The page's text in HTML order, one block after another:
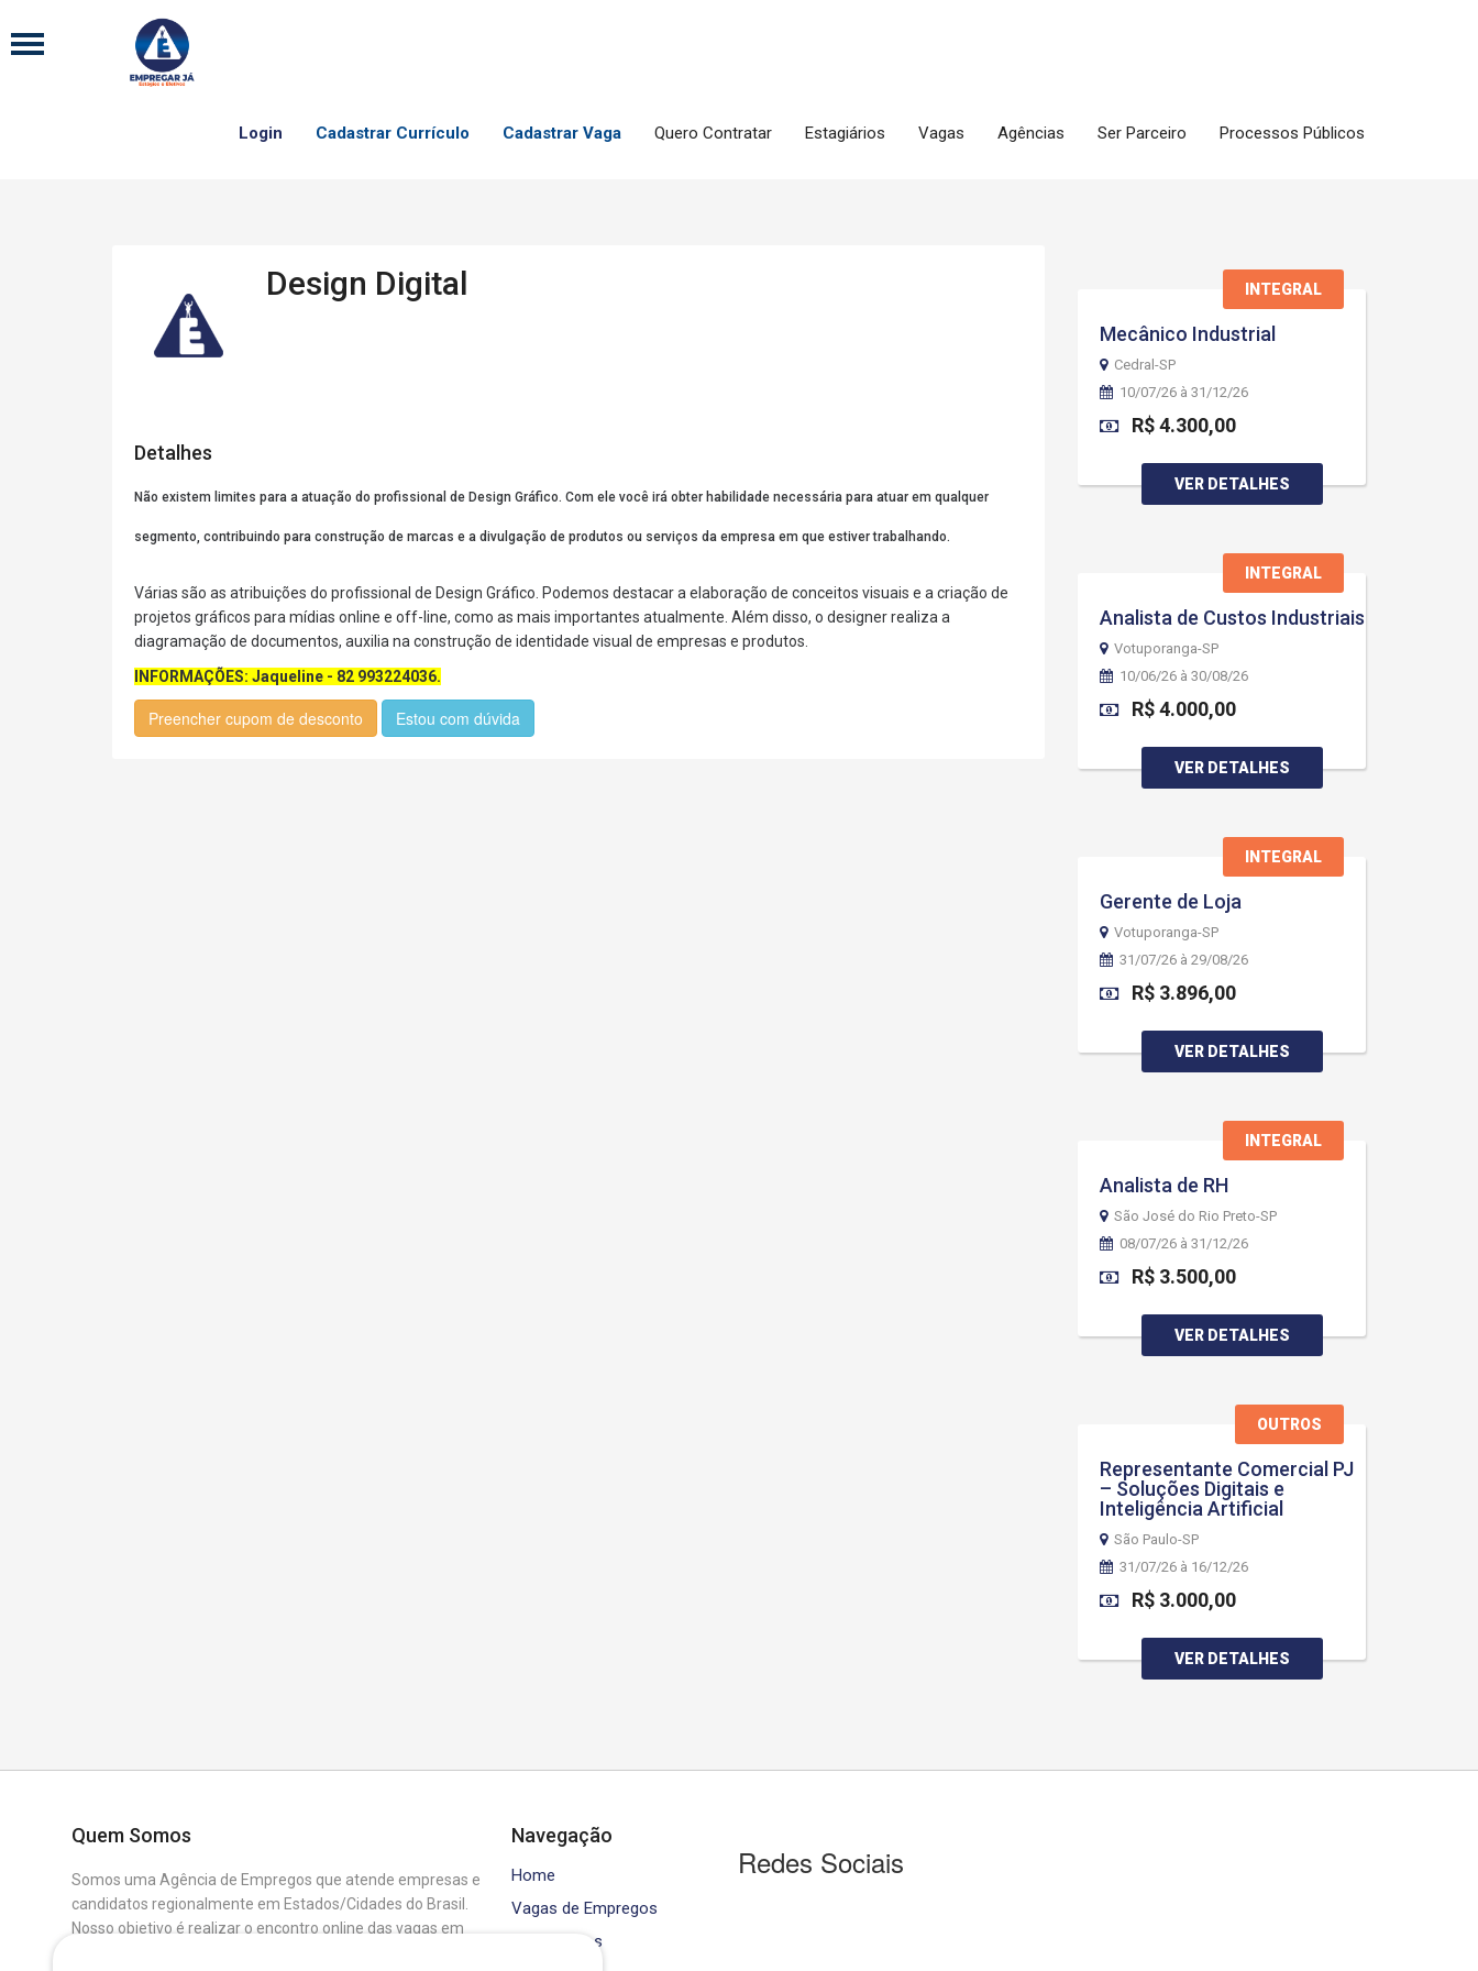
Login Cadastrar Currículo Cadastrar Vaga Quero Contratar Estagiários Vagas Agências Ser Parceiro Processos Públicos
Design Digital
Detalhes
Não existem limites para a atuação do profissional de Design Gráfico. Com ele você irá obter habilidade necessária para atuar em qualquer
segmento, contribuindo para construção de marcas e a divulgação de produtos ou serviços da empresa em que estiver trabalhando.
Várias são as atribuições do profissional de Design Gráfico. Podemos destacar a elaboração de conceitos visuais e a criação de
projetos gráficos para mídias online e off-line, como as mais importantes atualmente. Além disso, o designer realiza a
diagramação de documentos, auxilia na construção de identidade visual de empresas e produtos.
INFORMAÇÕES: Jaqueline - 82 993224036.
Preencher cupom de desconto Estou com dúvida
INTEGRAL
Mecânico Industrial
Cedral-SP
10/07/26 à 31/12/26
R$ 4.300,00
VER DETALHES
INTEGRAL
Analista de Custos Industriais
Votuporanga-SP
10/06/26 à 30/08/26
R$ 4.000,00
VER DETALHES
INTEGRAL
Gerente de Loja
Votuporanga-SP
31/07/26 à 29/08/26
R$ 3.896,00
VER DETALHES
INTEGRAL
Analista de RH
São José do Rio Preto-SP
08/07/26 à 31/12/26
R$ 3.500,00
VER DETALHES
OUTROS
Representante Comercial PJ
– Soluções Digitais e
Inteligência Artificial
São Paulo-SP
31/07/26 à 16/12/26
R$ 3.000,00
VER DETALHES
Quem Somos
Somos uma Agência de Empregos que atende empresas e
candidatos regionalmente em Estados/Cidades do Brasil.
Nosso objetivo é realizar o encontro online das vagas em
Navegação
Home
Vagas de Empregos
Contratados
Redes Sociais